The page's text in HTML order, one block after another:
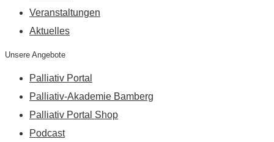
Veranstaltungen
Aktuelles
Unsere Angebote
Palliativ Portal
Palliativ-Akademie Bamberg
Palliativ Portal Shop
Podcast